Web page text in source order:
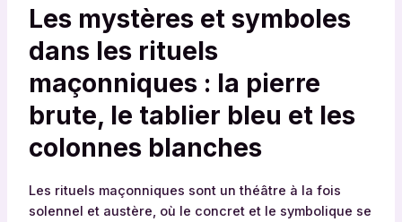
Les mystères et symboles
dans les rituels
maçonniques : la pierre
brute, le tablier bleu et les
colonnes blanches
Les rituels maçonniques sont un théâtre à la fois
solennel et austère, où le concret et le symbolique se